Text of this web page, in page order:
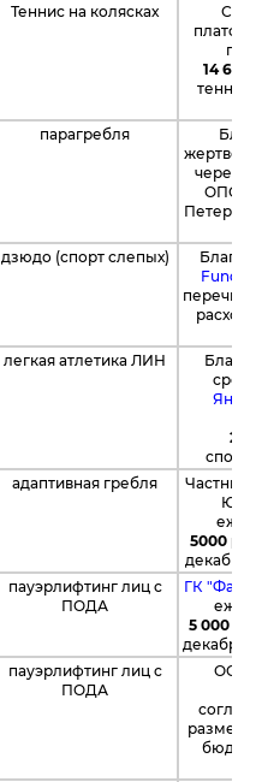
Теннис на колясках
С
14
парагребля
через
дзюдо (спорт слепых)
легкая атлетика ЛИН
28
адаптивная гребля
Частный
5000
декабрь
пауэрлифтинг лиц с
ПОДА
ГК
5 000
декабрь
пауэрлифтинг лиц с
ПОДА
ООО